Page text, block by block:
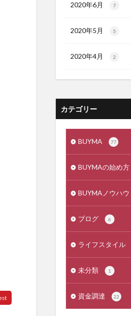
2020年6月 7
2020年5月 5
2020年4月 2
カテゴリー
BUYMA 77
BUYMAの始め方
BUYMAノウハウ
ブログ 6
ライフスタイル
未分類 1
資金調達 22